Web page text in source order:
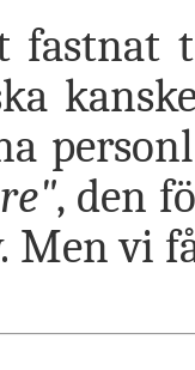
fastnat
, den
Men vi